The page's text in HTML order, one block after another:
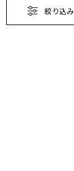
絞り込み